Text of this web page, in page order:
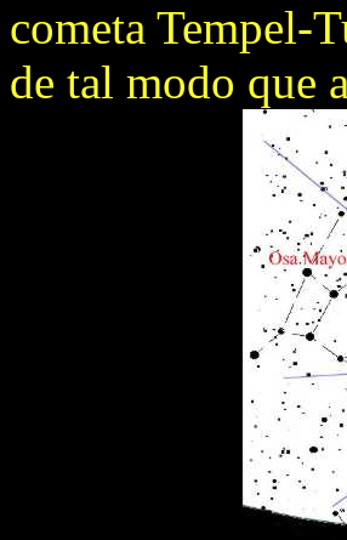
cometa Tempel-
de tal modo que